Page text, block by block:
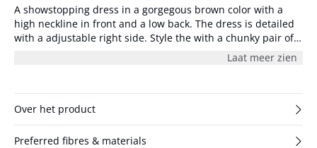
A showstopping dress in a gorgegous brown color with a
high neckline in front and a low back. The dress is detailed
with a adjustable right side. Style the with a chunky pair of
boots and a leather jacket for a more toned down look. The
Laat meer zien
Over het product
Preferred fibres & materials